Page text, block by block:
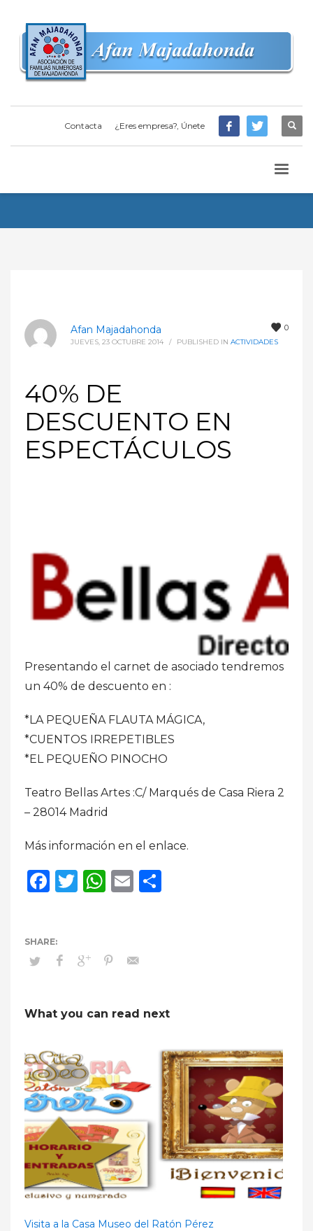
Contacta ¿Eres empresa?, Únete
0
Afan Majadahonda
JUEVES, 23 OCTUBRE 2014 / PUBLISHED IN ACTIVIDADES
40% DE
DESCUENTO EN
ESPECTÁCULOS
Presentando el carnet de asociado tendremos
un 40% de descuento en :
*LA PEQUEÑA FLAUTA MÁGICA,
*CUENTOS IRREPETIBLES
*EL PEQUEÑO PINOCHO
Teatro Bellas Artes :C/ Marqués de Casa Riera 2
– 28014 Madrid
Más información en el enlace.
Facebook
Twitter
WhatsApp
Email
What you can read next
Visita a la Casa Museo del Ratón Pérez